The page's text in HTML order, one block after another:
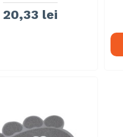
20,33 lei